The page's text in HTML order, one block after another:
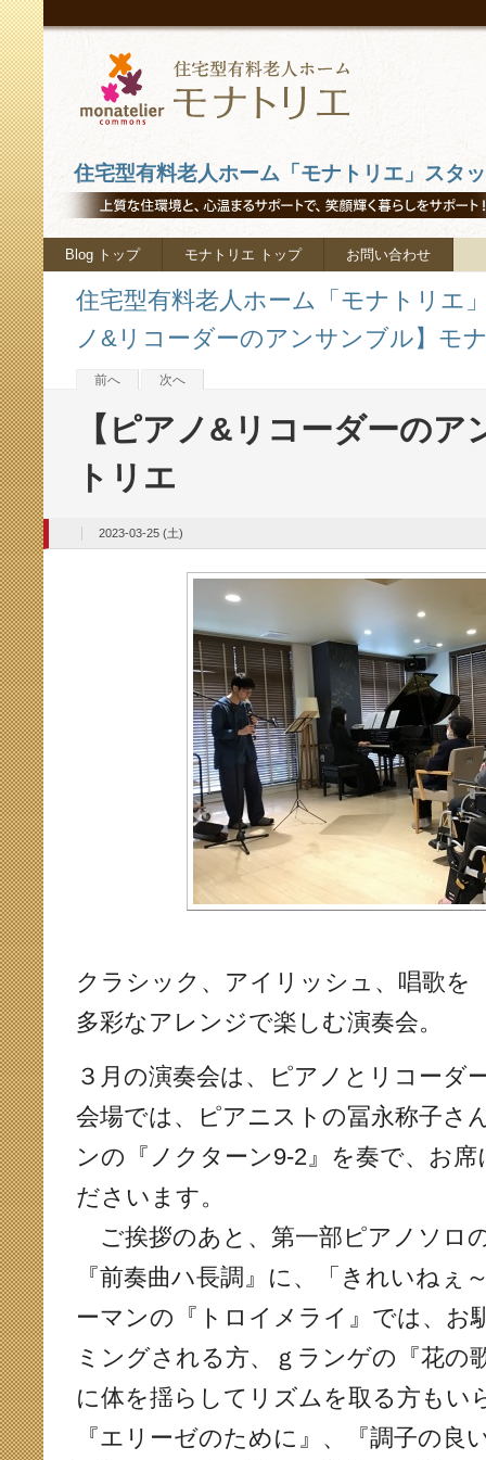
住宅型有料老人ホーム「モナトリエ」スタ
Blog トップ モナトリエ トップ お問い合わせ
住宅型有料老人ホーム「モナトリエ
ノ&リコーダーのアンサンブル】モ
前へ 次へ
【ピアノ&リコーダーの
トリエ
2023-03-25 (土)
クラシック、アイリッシュ、唱歌を
多彩なアレンジで楽しむ演奏会。
３月の演奏会は、ピアノとリコーダ
会場では、ピアニストの冨永称子さ
ンの『ノクターン9-2』を奏で、お
ださいます。
ご挨拶のあと、第一部ピアノソロ
『前奏曲ハ長調』に、「きれいねぇ
ーマンの『トロイメライ』では、お
ミングされる方、ｇランゲの『花の
に体を揺らしてリズムを取る方もい
『エリーゼのために』、『調子の良